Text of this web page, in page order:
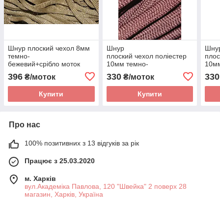
Шнур плоский чехол 8мм
темно-
бежевий+срібло моток
396 ₴/моток
Купити
Шнур
плоский чехол поліестер
10мм темно-
330₴/моток
Купити
330
Про нас
100% позитивних з 13 відгуків за рік
Працює з 25.03.2020
м. Харків
вул.Академіка Павлова, 120 "Швейка" 2 поверх 28
магазин, Харків, Україна